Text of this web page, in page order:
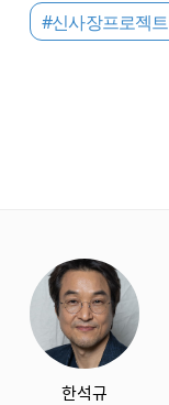
#신사장프로젝트
한석규